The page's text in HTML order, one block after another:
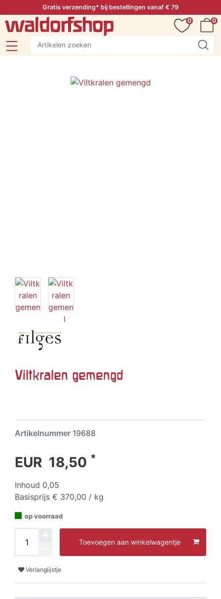
Gratis verzending* bij bestellingen vanaf € 79
0
0
Viltkralen gemengd
Artikelnummer 19688
EUR 18,50 *
Inhoud 0,05
Basisprijs € 370,00 / kg
op voorraad
Toevoegen aan winkelwagentje
Verlanglijstje